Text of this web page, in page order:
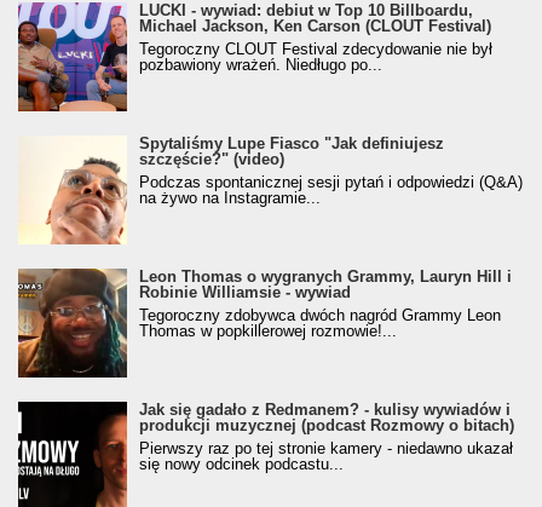
LUCKI - wywiad: debiut w Top 10 Billboardu,
Michael Jackson, Ken Carson (CLOUT Festival)
Tegoroczny CLOUT Festival zdecydowanie nie był
pozbawiony wrażeń. Niedługo po...
Spytaliśmy Lupe Fiasco "Jak definiujesz
szczęście?" (video)
Podczas spontanicznej sesji pytań i odpowiedzi (Q&A)
na żywo na Instagramie...
Leon Thomas o wygranych Grammy, Lauryn Hill i
Robinie Williamsie - wywiad
Tegoroczny zdobywca dwóch nagród Grammy Leon
Thomas w popkillerowej rozmowie!...
Jak się gadało z Redmanem? - kulisy wywiadów i
produkcji muzycznej (podcast Rozmowy o bitach)
Pierwszy raz po tej stronie kamery - niedawno ukazał
się nowy odcinek podcastu...